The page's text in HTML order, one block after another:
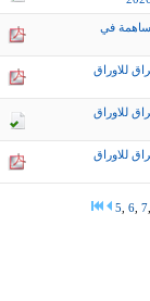
في
للاوراق
للاوراق
للاوراق
5 6 7